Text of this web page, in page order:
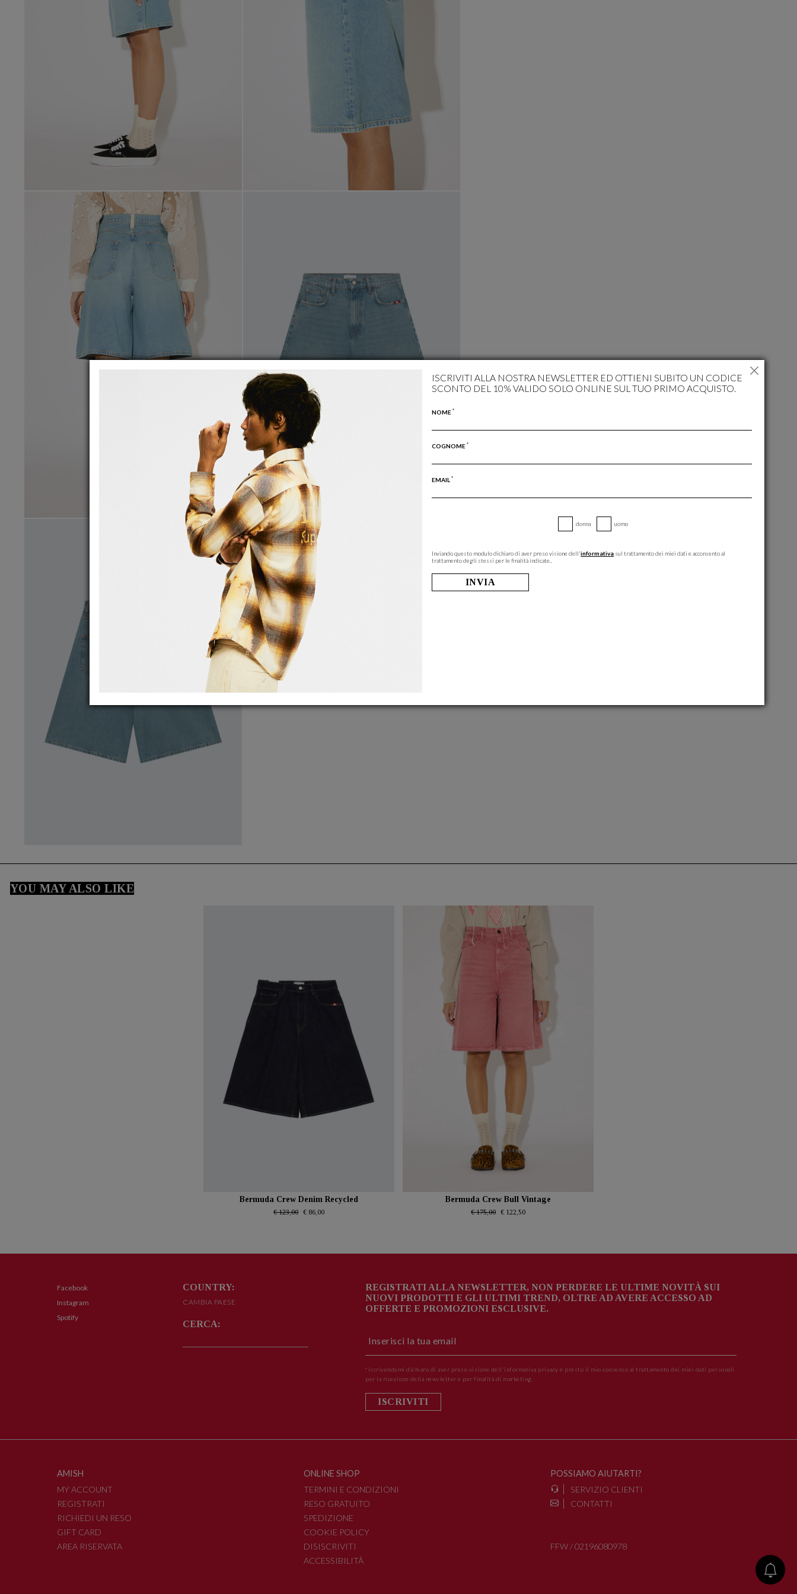
YOU MAY ALSO LIKE
Bermuda Crew Denim Recycled
€ 123,00 € 86,00
Bermuda Crew Bull Vintage
€ 175,00 € 122,50
Facebook
Instagram
Spotify
COUNTRY:
CAMBIA PAESE
CERCA:
REGISTRATI ALLA NEWSLETTER, NON PERDERE LE ULTIME NOVITÀ SUI
NUOVI PRODOTTI E GLI ULTIMI TREND, OLTRE AD AVERE ACCESSO AD
OFFERTE E PROMOZIONI ESCLUSIVE.
*iscrivendomi dichiaro di aver preso visione dell'informativa privacy e presto il mio consenso al trattamento dei miei dati personali
per la ricezione della newsletter e per finalità di marketing.
ISCRIVITI
AMISH
MY ACCOUNT
REGISTRATI
RICHIEDI UN RESO
GIFT CARD
AREA RISERVATA
ONLINE SHOP
TERMINI E CONDIZIONI
RESO GRATUITO
SPEDIZIONE
COOKIE POLICY
DISISCRIVITI
ACCESSIBILITÀ
POSSIAMO AIUTARTI?
SERVIZIO CLIENTI
CONTATTI
FFW / 02196080978
ISCRIVITI ALLA NOSTRA NEWSLETTER ED OTTIENI SUBITO UN CODICE
SCONTO DEL 10% VALIDO SOLO ONLINE SUL TUO PRIMO ACQUISTO.
NOME*
COGNOME*
EMAIL*
donna uomo
Inviando questo modulo dichiaro di aver preso visione dell'informativa sul trattamento dei miei dati e acconsento al
trattamento degli stessi per le finalità indicate..
INVIA